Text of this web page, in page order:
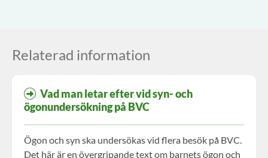
Relaterad information
Vad man letar efter vid syn- och
ögonundersökning på BVC
Ögon och syn ska undersökas vid flera besök på BVC.
Det här är en övergripande text om barnets ögon och